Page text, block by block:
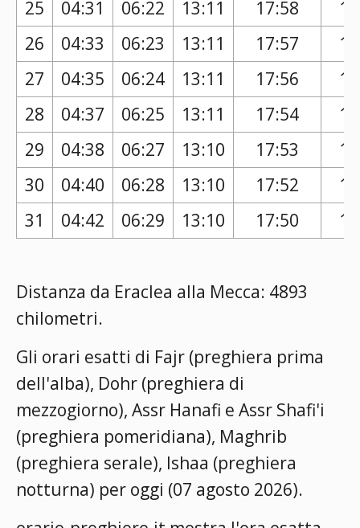
25
04:31 06:22 13:11 17:58
26
04:33 06:23 13:11 17:57
27
04:35 06:24 13:11 17:56
28
04:37 06:25 13:11 17:54
29
04:38 06:27 13:10 17:53
30
04:40 06:28 13:10 17:52
31
04:42 06:29 13:10 17:50
Distanza da Eraclea alla Mecca: 4893
chilometri.
Gli orari esatti di Fajr (preghiera prima
dell'alba), Dohr (preghiera di
mezzogiorno), Assr Hanafi e Assr Shafi'i
(preghiera pomeridiana), Maghrib
(preghiera serale), Ishaa (preghiera
notturna) per oggi (07 agosto 2026).